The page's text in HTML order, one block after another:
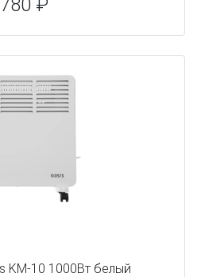
₽
KM-10 1000Вт белый